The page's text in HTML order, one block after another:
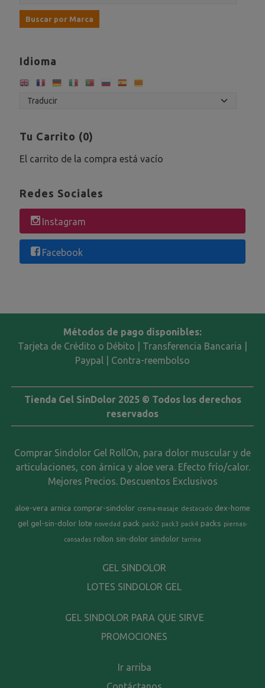
Idioma
Tu Carrito (0)
El carrito de la compra está vacío
Redes Sociales
Instagram
Facebook
Métodos de pago disponibles:
Tarjeta de Crédito o Débito | Transferencia Bancaria |
Paypal | Contra-reembolso
Tienda Gel SinDolor 2025 © Todos los derechos
reservados
Comprar Sindolor Gel RollOn, para dolor muscular y de
articulaciones, con árnica y aloe vera. Efecto frío/calor.
Mejores Precios. Descuentos Exclusivos
aloe-vera arnica comprar-sindolor crema-masaje destacado dex-home
gel gel-sin-dolor lote novedad pack pack2 pack3 pack4 packs piernas-
cansadas rollon sin-dolor sindolor tarrina
GEL SINDOLOR
LOTES SINDOLOR GEL
GEL SINDOLOR PARA QUE SIRVE
PROMOCIONES
Ir arriba